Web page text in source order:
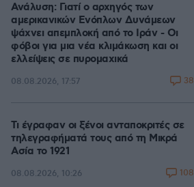
Ανάλυση: Γιατί ο αρχηγός των
αμερικανικών Ενόπλων Δυνάμεων
ψάχνει απεμπλοκή από το Ιράν - Οι
φόβοι για μια νέα κλιμάκωση και οι
ελλείψεις σε πυρομαχικά
08.08.2026, 17:57 38
Τι έγραφαν οι ξένοι ανταποκριτές σε
τηλεγραφήματά τους από τη Μικρά
Ασία το 1921
08.08.2026, 10:26 108